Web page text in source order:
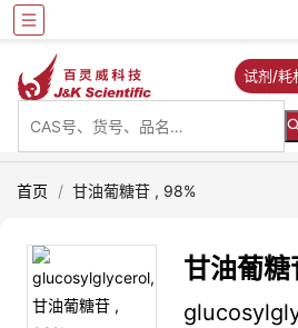
试剂/耗
首页 / 甘油葡糖苷 , 98%
甘油葡